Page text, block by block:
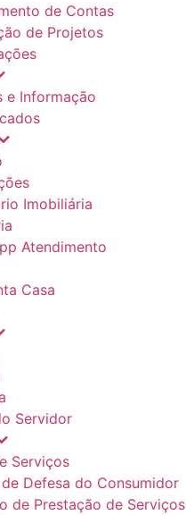
de Contas
de Projetos
e Informação
Imobiliária
Atendimento
Casa
Servidor
Serviços
Defesa do Consumidor
de Prestação de Serviços